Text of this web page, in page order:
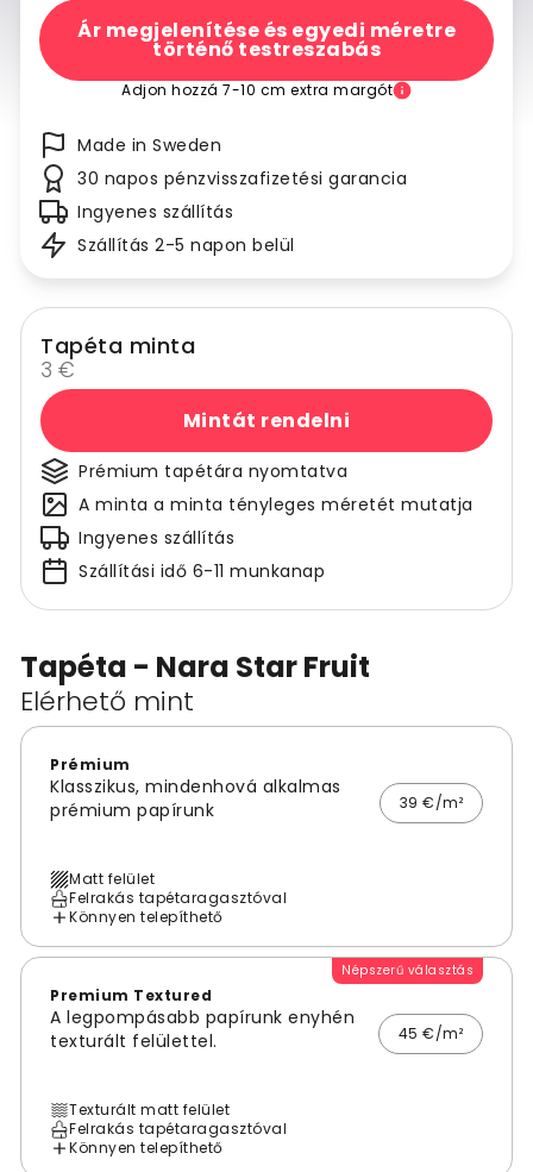
Tapéta - Nara Star Fruit
Elérhető mint
Prémium
Klasszikus, mindenhová alkalmas
prémium papírunk
39 €/m²
Matt felület
Felrakás tapétaragasztóval
Könnyen telepíthető
Népszerű választás
Premium Textured
A legpompásabb papírunk enyhén
texturált felülettel.
45 €/m²
Texturált matt felület
Felrakás tapétaragasztóval
Könnyen telepíthető
Ár megjelenítése és egyedi méretre
történő testreszabás
Adjon hozzá 7-10 cm extra margót
Made in Sweden
30 napos pénzvisszafizetési garancia
Ingyenes szállítás
Szállítás 2-5 napon belül
Tapéta minta
3 €
Mintát rendelni
Prémium tapétára nyomtatva
A minta a minta tényleges méretét mutatja
Ingyenes szállítás
Szállítási idő 6-11 munkanap